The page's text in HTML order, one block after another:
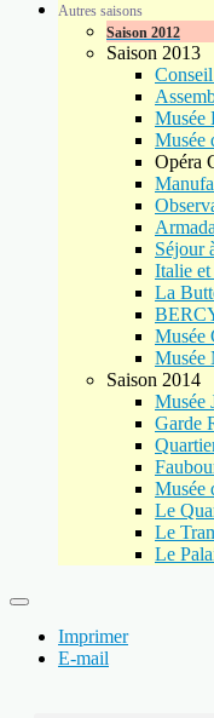
Autres saisons
Saison 2012
Saison 2013
Musée
Opéra
Séjour
Italie
La
Musée
Musée
Saison 2014
Musée
Garde
Musée
Le
Le
Le
Imprimer
E-mail